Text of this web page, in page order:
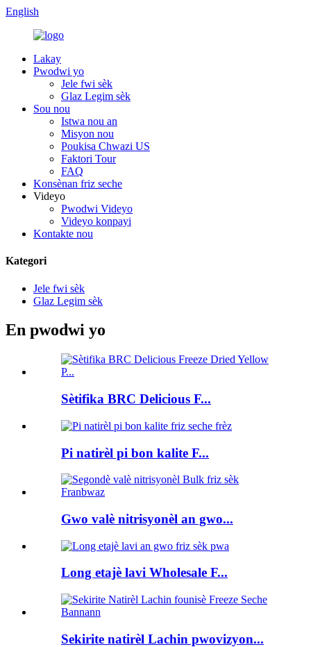
English
Lakay
Pwodwi yo
Jele fwi sèk
Glaz Legim sèk
Sou nou
Istwa nou an
Misyon nou
Poukisa Chwazi US
Faktori Tour
FAQ
Konsènan friz seche
Videyo
Pwodwi Videyo
Videyo konpayi
Kontakte nou
Kategori
Jele fwi sèk
Glaz Legim sèk
En pwodwi yo
Sètifika BRC Delicious F...
Pi natirèl pi bon kalite F...
Gwo valè nitrisyonèl an gwo...
Long etajè lavi Wholesale F...
Sekirite natirèl Lachin pwovizyon...